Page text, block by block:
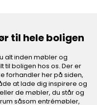
til hele boligen
alt inden møbler og
til boligen hos os. Der er
forhandler her på siden,
at lade dig inspirere og
de møbler, du står og
såsom entrémøbler,